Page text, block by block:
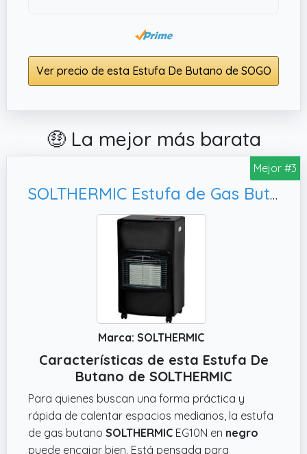
Ver precio de esta Estufa De Butano de SOGO
🤑 La mejor más barata
Mejor #3
SOLTHERMIC Estufa de Gas Butano EG10N NEGRO Encendido automático 4200 W, 30-60 m2
Marca: SOLTHERMIC
Características de esta Estufa De
Butano de SOLTHERMIC
Para quienes buscan una forma práctica y
rápida de calentar espacios medianos, la estufa
de gas butano SOLTHERMIC EG10N en negro
puede encajar bien. Está pensada para